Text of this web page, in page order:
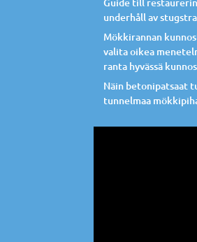
underhåll av
Mökkirannan
valita oikea
ranta hyvässä
Näin betonipatsaat
tunnelmaa